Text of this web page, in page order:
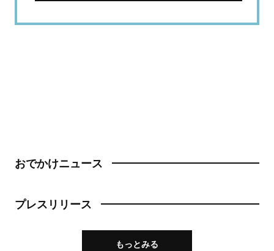
おでかけニュース
プレスリリース
もっとみる